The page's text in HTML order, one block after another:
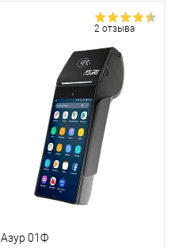
2 отзыва
Азур 01Ф